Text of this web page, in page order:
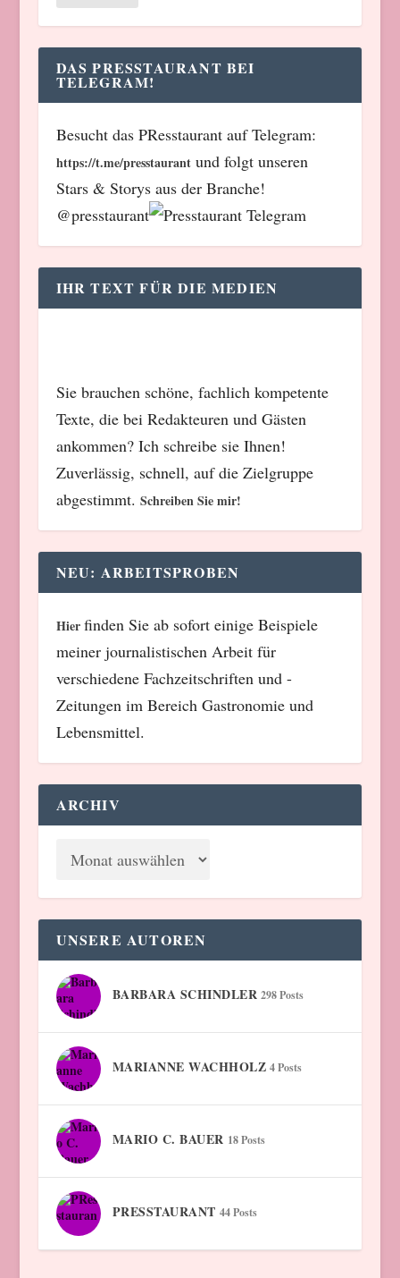
DAS PRESSTAURANT BEI
TELEGRAM!
Besucht das PResstaurant auf Telegram:
https://t.me/presstaurantund folgt unseren
Stars & Storys aus der Branche!
@presstaurant
IHR TEXT FÜR DIE MEDIEN
Sie brauchen schöne, fachlich kompetente
Texte, die bei Redakteuren und Gästen
ankommen? Ich schreibe sie Ihnen!
Zuverlässig, schnell, auf die Zielgruppe
abgestimmt. Schreiben Sie mir!
NEU: ARBEITSPROBEN
Hierfinden Sie ab sofort einige Beispiele
meiner journalistischen Arbeit für
verschiedene Fachzeitschriften und -
Zeitungen im Bereich Gastronomie und
Lebensmittel.
ARCHIV
UNSERE AUTOREN
BARBARA SCHINDLER 298 Posts
MARIANNE WACHHOLZ 4 Posts
MARIO C. BAUER 18 Posts
PRESSTAURANT 44 Posts